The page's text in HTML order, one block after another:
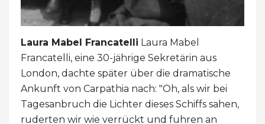
Laura Mabel Francatelli Laura Mabel
Francatelli, eine 30-jährige Sekretärin aus
London, dachte später über die dramatische
Ankunft von Carpathia nach: "Oh, als wir bei
Tagesanbruch die Lichter dieses Schiffs sahen,
ruderten wir wie verrückt und fuhren an